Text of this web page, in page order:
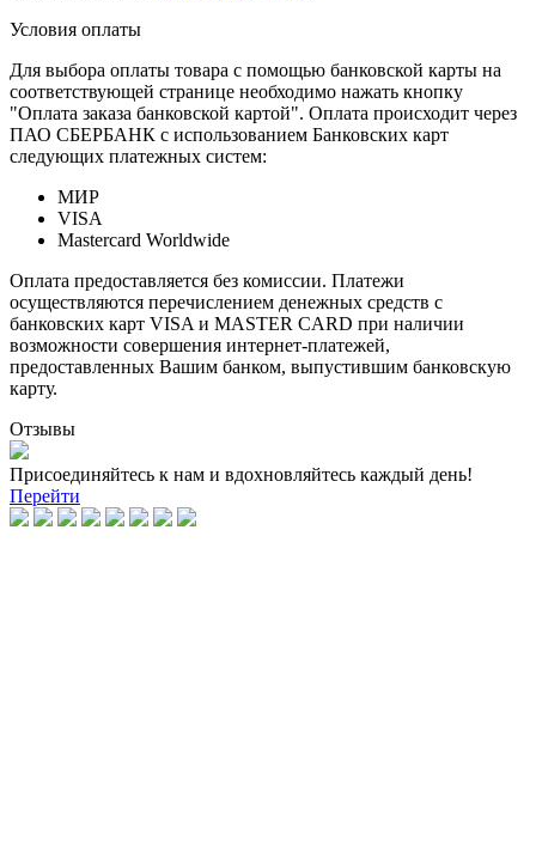
Условия оплаты
Для выбора оплаты товара с помощью банковской карты на
соответствующей странице необходимо нажать кнопку
"Оплата заказа банковской картой". Оплата происходит через
ПАО СБЕРБАНК с использованием Банковских карт
следующих платежных систем:
МИР
VISA
Mastercard Worldwide
Оплата предоставляется без комиссии. Платежи
осуществляются перечислением денежных средств с
банковских карт VISA и MASTER CARD при наличии
возможности совершения интернет-платежей,
предоставленных Вашим банком, выпустившим банковскую
карту.
Отзывы
Присоединяйтесь к нам и вдохновляйтесь каждый день!
Перейти